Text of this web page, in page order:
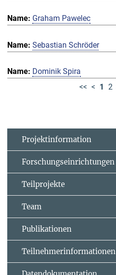
Graham Pawelec
Sebastian Schröder
Dominik Spira
<< < 1 2
Projektinformation
Forschungseinrichtungen
Teilprojekte
Team
Publikationen
Teilnehmerinformationen